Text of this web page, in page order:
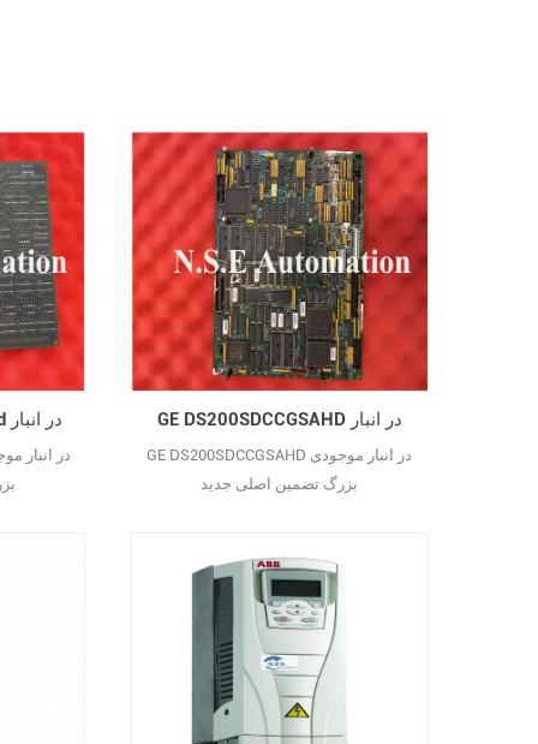
GE DCS200TCCBG1Bed در انبار GE DS200SDCCGSAHD در انبار
GE DS200SDCCGSAHD در انبار موجودی
بزرگ تضمین اصلی جدید